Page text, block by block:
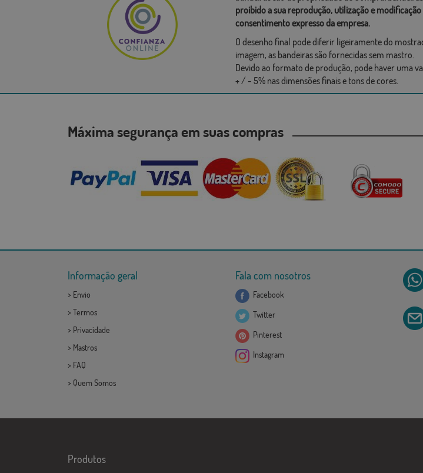
proibido a sua reprodução, utilização e modificação
consentimento expresso da empresa.
O desenho final pode diferir ligeiramente do
imagem, as bandeiras são fornecidas sem mastro.
Devido ao formato de produção, pode haver uma
+ / - 5% nas dimensões finais e tons de cores.
Máxima segurança em suas compras
Informação geral
> Envio
> Termos
> Privacidade
> Mastros
> FAQ
> Quem Somos
Fala com nosotros
Facebook
Twitter
Pinterest
Instagram
Produtos